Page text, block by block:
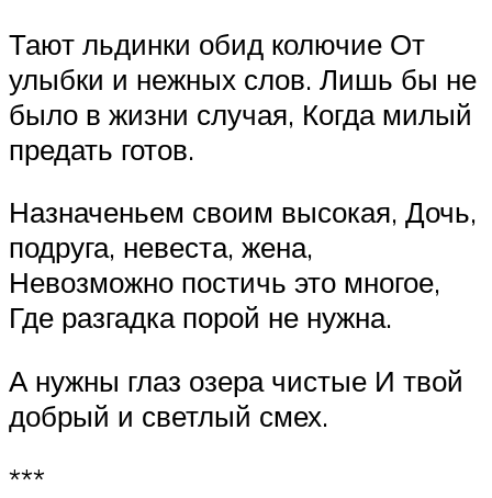
Тают льдинки обид колючие От
улыбки и нежных слов. Лишь бы не
было в жизни случая, Когда милый
предать готов.
Назначеньем своим высокая, Дочь,
подруга, невеста, жена,
Невозможно постичь это многое,
Где разгадка порой не нужна.
А нужны глаз озера чистые И твой
добрый и светлый смех.
***